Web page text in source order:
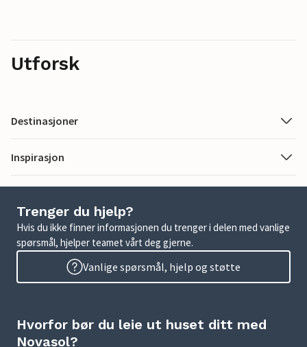
Utforsk
Destinasjoner
Inspirasjon
Trenger du hjelp?
Hvis du ikke finner informasjonen du trenger i delen med vanlige
spørsmål, hjelper teamet vårt deg gjerne.
Vanlige spørsmål, hjelp og støtte
Hvorfor bør du leie ut huset ditt med
Novasol?